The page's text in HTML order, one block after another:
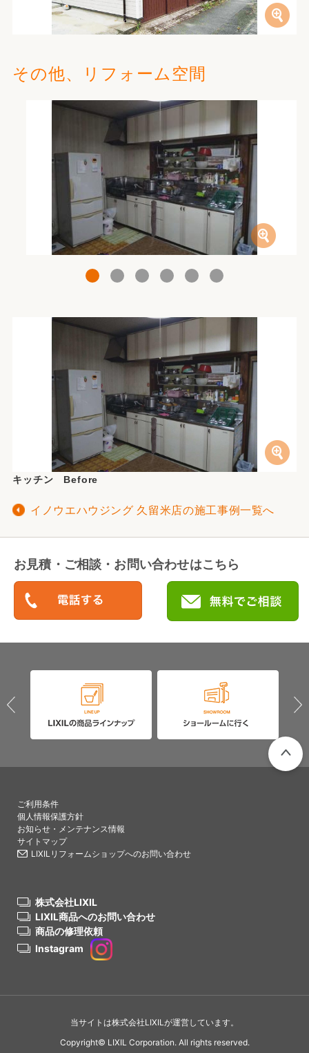
その他、リフォーム空間
キッチン Before
イノウエハウジング 久留米店の施工事例一覧へ
お見積・ご相談・お問い合わせはこちら
ご利用条件
個人情報保護方針
お知らせ・メンテナンス情報
サイトマップ
LIXILリフォームショップへのお問い合わせ
株式会社LIXIL
LIXIL商品へのお問い合わせ
商品の修理依頼
Instagram
当サイトは株式会社LIXILが運営しています。
Copyright© LIXIL Corporation. All rights reserved.